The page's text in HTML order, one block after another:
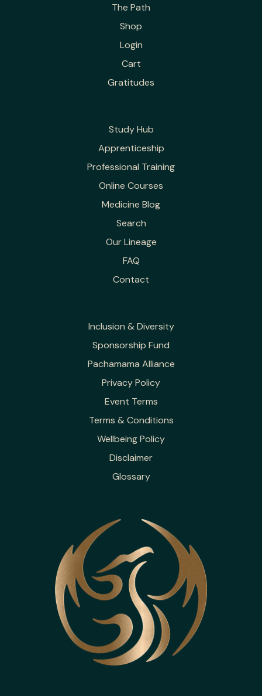
The Path
Shop
Login
Cart
Gratitudes
Study Hub
Apprenticeship
Professional Training
Online Courses
Medicine Blog
Search
Our Lineage
FAQ
Contact
Inclusion & Diversity
Sponsorship Fund
Pachamama Alliance
Privacy Policy
Event Terms
Terms & Conditions
Wellbeing Policy
Disclaimer
Glossary